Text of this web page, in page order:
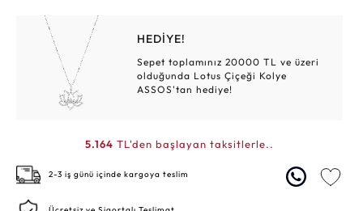
HEDİYE!
Sepet toplamınız 20000 TL ve üzeri
olduğunda Lotus Çiçeği Kolye
ASSOS'tan hediye!
5.164 TL'den başlayan taksitlerle..
2-3 iş günü içinde kargoya teslim